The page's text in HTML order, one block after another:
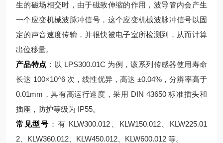
生的磁场相交时，由于磁致伸缩的作用，波导管内会产生
一个应变机械波脉冲信号，这个应变机械波脉冲信号以固
定的声音速度传输，并很快被电子室所检测到，从而计算
出位移量。
产品特点 ：以 LPS300.01C 为例，该系列传感器使用寿命
长达 100×10^6 次，线性优异，高达 ±0.04%，分辨率高于
0.01mm，具有高运行速度，采用 DIN 43650 标准插头和
插座，防护等级为 IP55。
常见型号 ：有 KLW300.012、KLW150.012、KLW225.01
2、KLW360.012、KLW450.012、KLW600.012 等。